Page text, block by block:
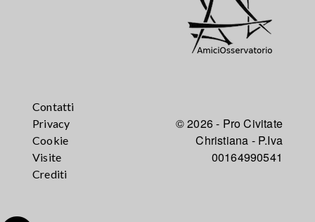
Contatti
Privacy
Cookie
Visite
Crediti
© 2026 - Pro Civitate
Christiana - P.Iva
00164990541